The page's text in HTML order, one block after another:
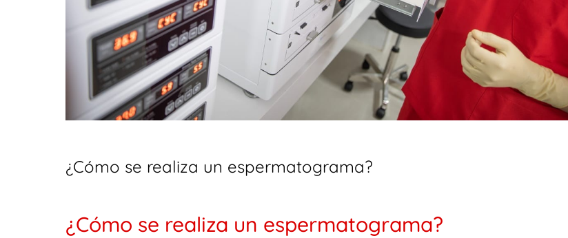
¿Cómo se realiza un espermatograma?
¿Cómo se realiza un espermatograma?